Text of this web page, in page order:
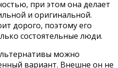
при этом она делает
и оригинальной.
дорого, поэтому его
состоятельные люди.
можно
вариант. Внешне он не